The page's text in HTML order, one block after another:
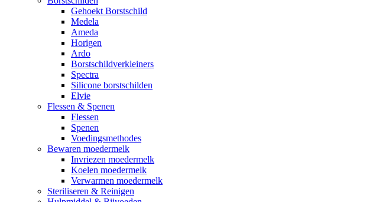
Gehoekt Borstschild
Medela
Ameda
Horigen
Ardo
Borstschildverkleiners
Spectra
Silicone borstschilden
Elvie
Flessen & Spenen
Flessen
Spenen
Voedingsmethodes
Bewaren moedermelk
Invriezen moedermelk
Koelen moedermelk
Verwarmen moedermelk
Steriliseren & Reinigen